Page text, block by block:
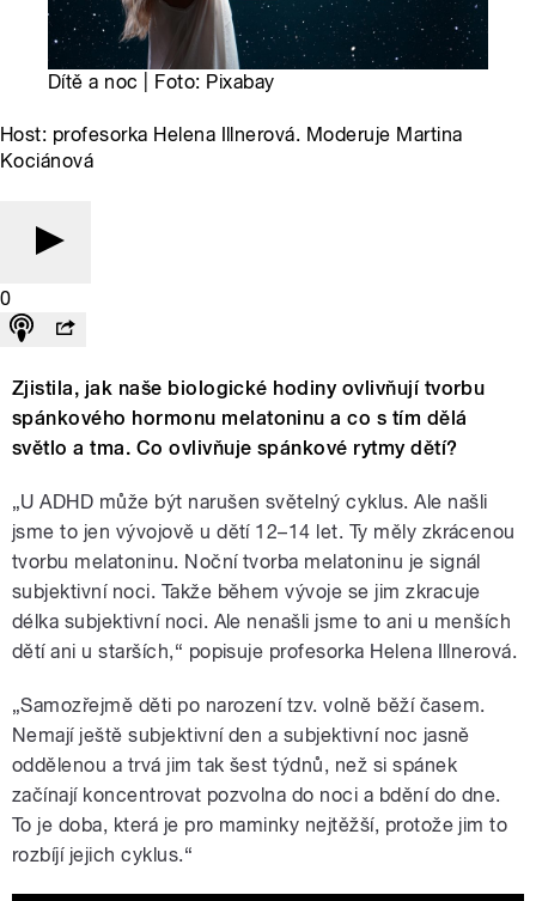
Dítě a noc | Foto: Pixabay
Host: profesorka Helena Illnerová. Moderuje Martina
Kociánová
0
Zjistila, jak naše biologické hodiny ovlivňují tvorbu
spánkového hormonu melatoninu a co s tím dělá
světlo a tma. Co ovlivňuje spánkové rytmy dětí?
„U ADHD může být narušen světelný cyklus. Ale našli
jsme to jen vývojově u dětí 12–14 let. Ty měly zkrácenou
tvorbu melatoninu. Noční tvorba melatoninu je signál
subjektivní noci. Takže během vývoje se jim zkracuje
délka subjektivní noci. Ale nenašli jsme to ani u menších
dětí ani u starších,“ popisuje profesorka Helena Illnerová.
„Samozřejmě děti po narození tzv. volně běží časem.
Nemají ještě subjektivní den a subjektivní noc jasně
oddělenou a trvá jim tak šest týdnů, než si spánek
začínají koncentrovat pozvolna do noci a bdění do dne.
To je doba, která je pro maminky nejtěžší, protože jim to
rozbíjí jejich cyklus.“